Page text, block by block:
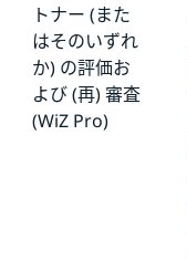
トナー (また
はそのいずれ
か) の評価お
よび (再) 審査
(WiZ Pro)